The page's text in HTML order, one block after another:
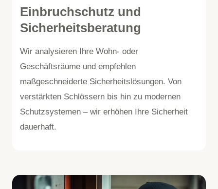
Einbruchschutz und
Sicherheitsberatung
Wir analysieren Ihre Wohn- oder
Geschäftsräume und empfehlen
maßgeschneiderte Sicherheitslösungen. Von
verstärkten Schlössern bis hin zu modernen
Schutzsystemen – wir erhöhen Ihre Sicherheit
dauerhaft.